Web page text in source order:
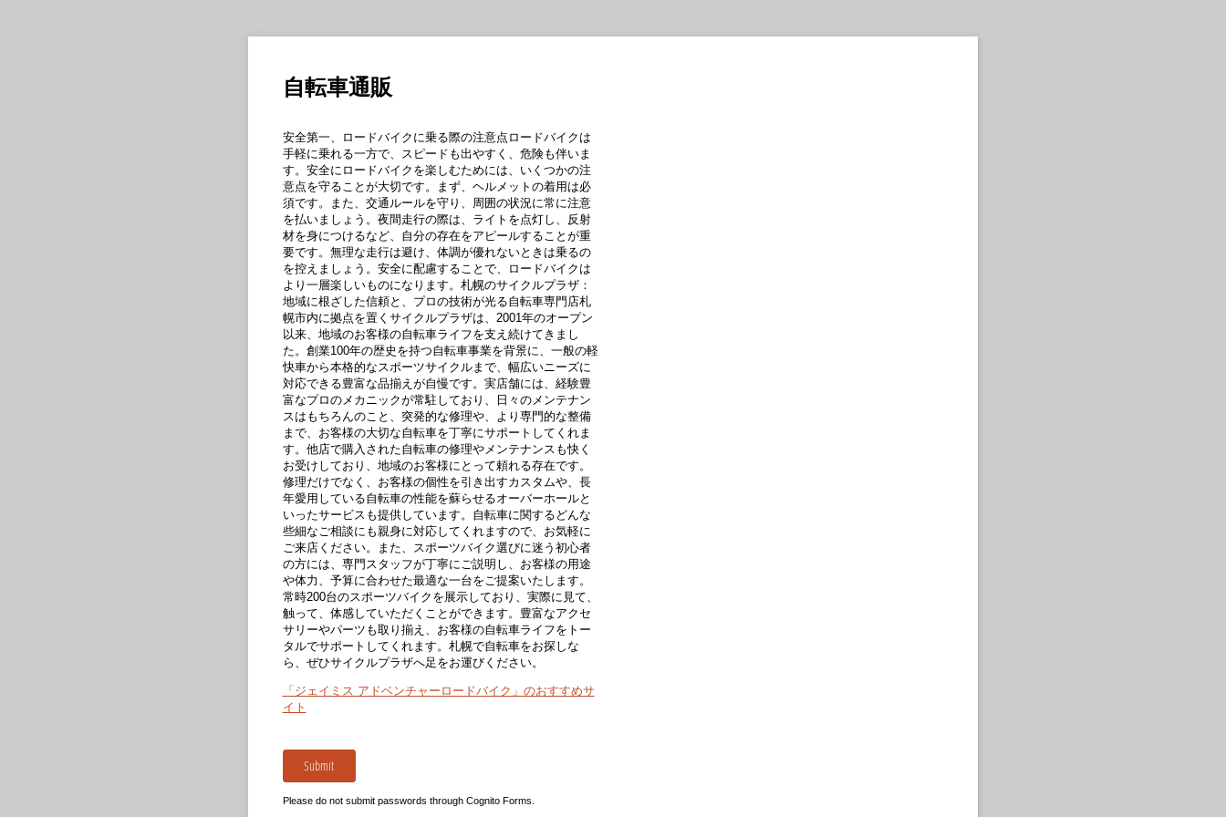
自転車通販
安全第一、ロードバイクに乗る際の注意点ロードバイクは
手軽に乗れる一方で、スピードも出やすく、危険も伴いま
す。安全にロードバイクを楽しむためには、いくつかの注
意点を守ることが大切です。まず、ヘルメットの着用は必
須です。また、交通ルールを守り、周囲の状況に常に注意
を払いましょう。夜間走行の際は、ライトを点灯し、反射
材を身につけるなど、自分の存在をアピールすることが重
要です。無理な走行は避け、体調が優れないときは乗るの
を控えましょう。安全に配慮することで、ロードバイクは
より一層楽しいものになります。札幌のサイクルプラザ：
地域に根ざした信頼と、プロの技術が光る自転車専門店札
幌市内に拠点を置くサイクルプラザは、2001年のオープン
以来、地域のお客様の自転車ライフを支え続けてきまし
た。創業100年の歴史を持つ自転車事業を背景に、一般の軽
快車から本格的なスポーツサイクルまで、幅広いニーズに
対応できる豊富な品揃えが自慢です。実店舗には、経験豊
富なプロのメカニックが常駐しており、日々のメンテナン
スはもちろんのこと、突発的な修理や、より専門的な整備
まで、お客様の大切な自転車を丁寧にサポートしてくれま
す。他店で購入された自転車の修理やメンテナンスも快く
お受けしており、地域のお客様にとって頼れる存在です。
修理だけでなく、お客様の個性を引き出すカスタムや、長
年愛用している自転車の性能を蘇らせるオーバーホールと
いったサービスも提供しています。自転車に関するどんな
些細なご相談にも親身に対応してくれますので、お気軽に
ご来店ください。また、スポーツバイク選びに迷う初心者
の方には、専門スタッフが丁寧にご説明し、お客様の用途
や体力、予算に合わせた最適な一台をご提案いたします。
常時200台のスポーツバイクを展示しており、実際に見て、
触って、体感していただくことができます。豊富なアクセ
サリーやパーツも取り揃え、お客様の自転車ライフをトー
タルでサポートしてくれます。札幌で自転車をお探しな
ら、ぜひサイクルプラザへ足をお運びください。
「ジェイミス アドベンチャーロードバイク」のおすすめサ
イト
Submit
Please do not submit passwords through Cognito Forms.